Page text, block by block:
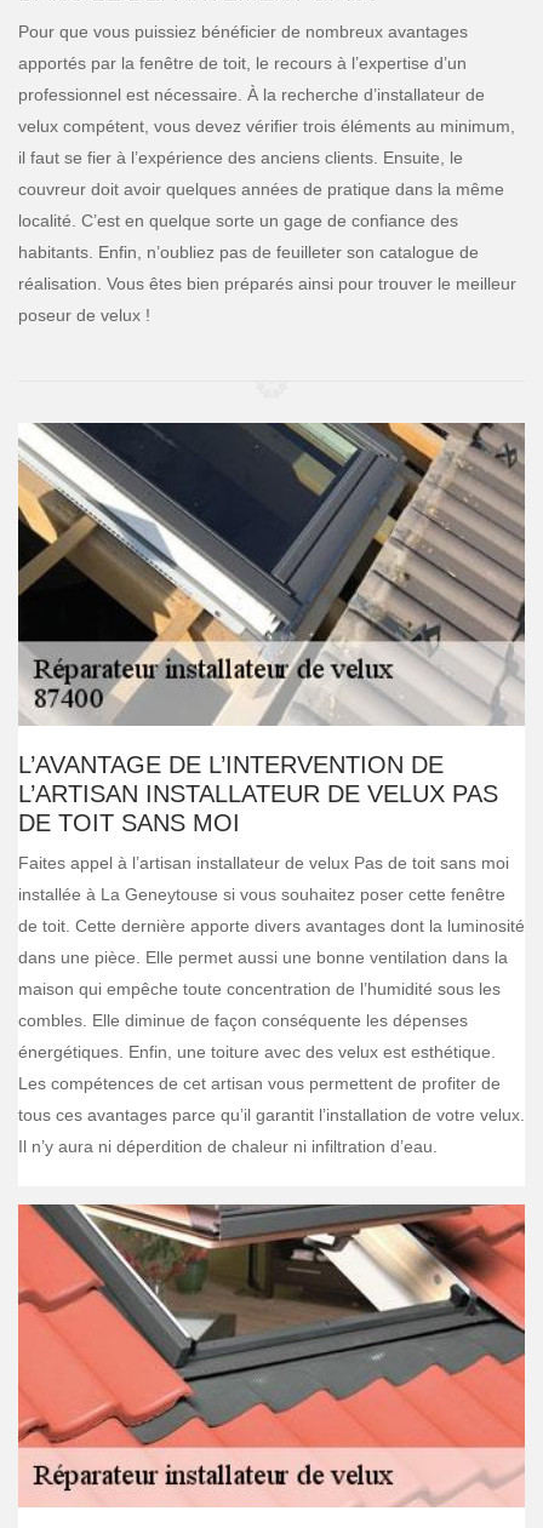
Pour que vous puissiez bénéficier de nombreux avantages
apportés par la fenêtre de toit, le recours à l’expertise d’un
professionnel est nécessaire. À la recherche d’installateur de
velux compétent, vous devez vérifier trois éléments au minimum,
il faut se fier à l’expérience des anciens clients. Ensuite, le
couvreur doit avoir quelques années de pratique dans la même
localité. C’est en quelque sorte un gage de confiance des
habitants. Enfin, n’oubliez pas de feuilleter son catalogue de
réalisation. Vous êtes bien préparés ainsi pour trouver le meilleur
poseur de velux !
L’AVANTAGE DE L’INTERVENTION DE
L’ARTISAN INSTALLATEUR DE VELUX PAS
DE TOIT SANS MOI
Faites appel à l’artisan installateur de velux Pas de toit sans moi
installée à La Geneytouse si vous souhaitez poser cette fenêtre
de toit. Cette dernière apporte divers avantages dont la luminosité
dans une pièce. Elle permet aussi une bonne ventilation dans la
maison qui empêche toute concentration de l’humidité sous les
combles. Elle diminue de façon conséquente les dépenses
énergétiques. Enfin, une toiture avec des velux est esthétique.
Les compétences de cet artisan vous permettent de profiter de
tous ces avantages parce qu’il garantit l’installation de votre velux.
Il n’y aura ni déperdition de chaleur ni infiltration d’eau.